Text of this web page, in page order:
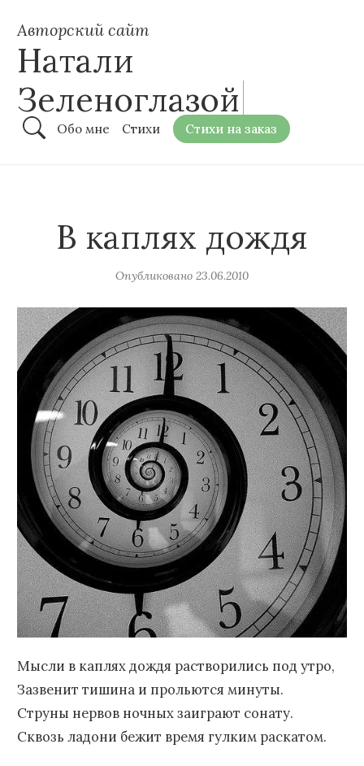
Авторский сайт
Натали
Зеленоглазой
Обо мне Стихи Стихи на заказ
В каплях дождя
Опубликовано 23.06.2010
Мысли в каплях дождя растворились под утро,
Зазвенит тишина и прольются минуты.
Струны нервов ночных заиграют сонату.
Сквозь ладони бежит время гулким раскатом.